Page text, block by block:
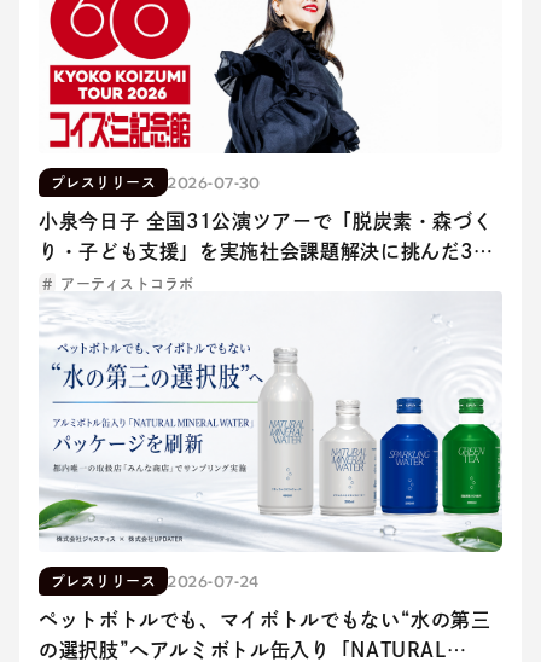
プレスリリース 2026-07-30
小泉今日子 全国31公演ツアーで「脱炭素・森づく
り・子ども支援」を実施社会課題解決に挑んだ3つ
のプロジェクト成果を発表
アーティストコラボ
プレスリリース 2026-07-24
ペットボトルでも、マイボトルでもない“水の第三
の選択肢”へアルミボトル缶入り「NATURAL